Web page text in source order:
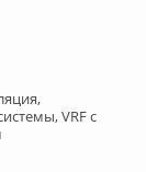
VRF с